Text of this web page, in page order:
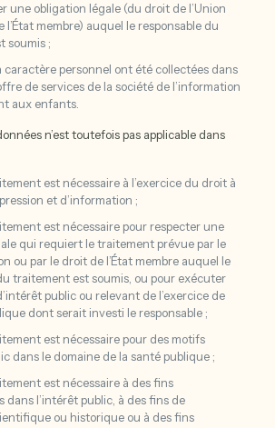
une obligation légale (du droit de l’Union
l’État membre) auquel le responsable du
soumis ;
caractère personnel ont été collectées dans
de services de la société de l’information
aux enfants.
n’est toutefois pas applicable dans
est nécessaire à l’exercice du droit à
et d’information ;
est nécessaire pour respecter une
qui requiert le traitement prévue par le
ou par le droit de l’État membre auquel le
traitement est soumis, ou pour exécuter
public ou relevant de l’exercice de
dont serait investi le responsable ;
est nécessaire pour des motifs
dans le domaine de la santé publique ;
est nécessaire à des fins
dans l’intérêt public, à des fins de
ou historique ou à des fins